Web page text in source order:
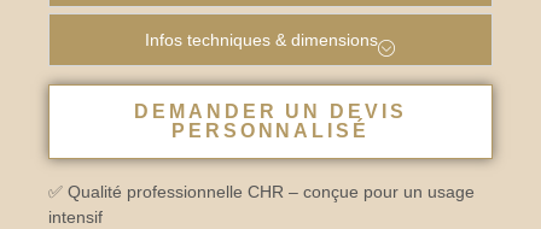
Infos techniques & dimensions
DEMANDER UN DEVIS
PERSONNALISÉ
✅ Qualité professionnelle CHR – conçue pour un usage
intensif